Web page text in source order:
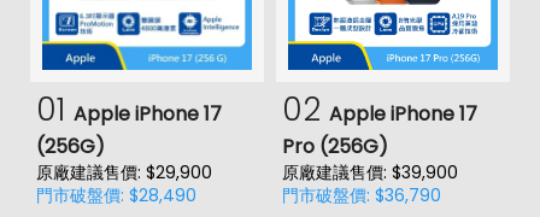
01 Apple iPhone 17
(256G)
原廠建議售價: $29,900
門市破盤價: $28,490
02 Apple iPhone 17
Pro (256G)
原廠建議售價: $39,900
門市破盤價: $36,790